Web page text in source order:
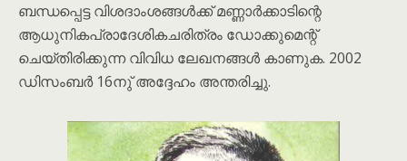
ബന്ധപ്പെട്ട വിശദാംശങ്ങൾക്ക് മണ്ണാർക്കാടിന്റെ
ആധുനികപ്രാദേശികചരിത്രം ഡോക്കുമെന്റ്
ചെയ്തിരിക്കുന്ന വിവിധ ലേഖനങ്ങൾ കാണുക. 2002
ഡിസംബർ 16നു് അദ്ദേഹം അന്തരിച്ചു.